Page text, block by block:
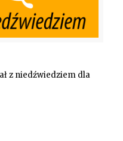
z niedźwiedziem dla